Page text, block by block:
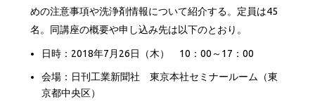
めの注意事項や洗浄剤情報について紹介する。定員は45
名。同講座の概要や申し込み先は以下のとおり。
日時：2018年7月26日（木） 10：00～17：00
会場：日刊工業新聞社 東京本社セミナールーム（東
京都中央区）